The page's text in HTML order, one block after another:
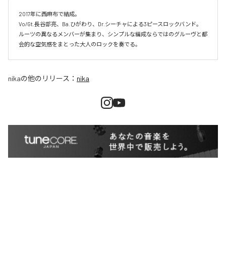
2017年に西麻布で結成。
Vo/Gt.長谷部亮、Ba.ひがわり、Dr.シーチャによる3ピースロックバンド。
ルーツの異なるメンバーが集まり、シンプルな編成ならではのグルーヴと都
会的な空気感をまとった大人のロックを奏でる。
nikaの他のリリース： nika